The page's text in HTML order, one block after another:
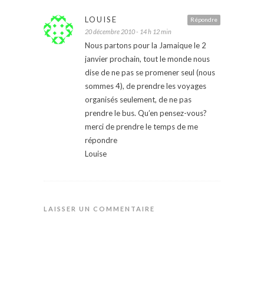
Répondre
LOUISE
20 décembre 2010 - 14 h 12 min
Nous partons pour la Jamaique le 2
janvier prochain, tout le monde nous
dise de ne pas se promener seul (nous
sommes 4), de prendre les voyages
organisés seulement, de ne pas
prendre le bus. Qu’en pensez-vous?
merci de prendre le temps de me
répondre
Louise
LAISSER UN COMMENTAIRE